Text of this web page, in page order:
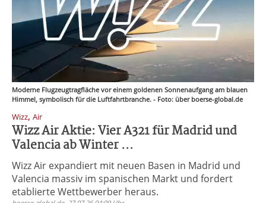
Moderne Flugzeugtragfläche vor einem goldenen Sonnenaufgang am blauen
Himmel, symbolisch für die Luftfahrtbranche. - Foto: über boerse-global.de
Wizz, Air
Wizz Air Aktie: Vier A321 für Madrid und
Valencia ab Winter ...
Wizz Air expandiert mit neuen Basen in Madrid und
Valencia massiv im spanischen Markt und fordert
etablierte Wettbewerber heraus.